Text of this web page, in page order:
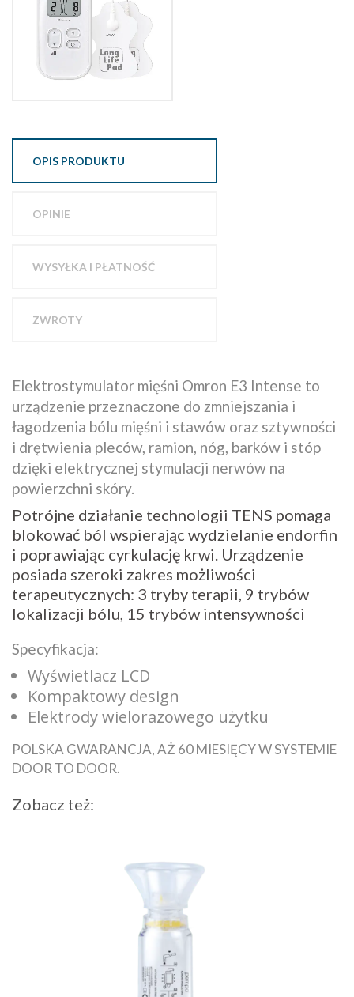
OPIS PRODUKTU
OPINIE
WYSYŁKA I PŁATNOŚĆ
ZWROTY
Elektrostymulator mięśni Omron E3 Intense to
urządzenie przeznaczone do zmniejszania i
łagodzenia bólu mięśni i stawów oraz sztywności
i drętwienia pleców, ramion, nóg, barków i stóp
dzięki elektrycznej stymulacji nerwów na
powierzchni skóry.
Potrójne działanie technologii TENS pomaga
blokować ból wspierając wydzielanie endorfin
i poprawiając cyrkulację krwi. Urządzenie
posiada szeroki zakres możliwości
terapeutycznych: 3 tryby terapii, 9 trybów
lokalizacji bólu, 15 trybów intensywności
Specyfikacja:
Wyświetlacz LCD
Kompaktowy design
Elektrody wielorazowego użytku
POLSKA GWARANCJA, AŻ 60 MIESIĘCY W SYSTEMIE
DOOR TO DOOR.
Zobacz też: